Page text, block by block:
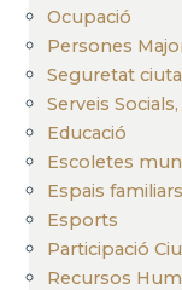
Ocupació
Persones
Seguretat
Serveis
Educació
Escoletes
Espais familiars
Esports
Participació
Recursos